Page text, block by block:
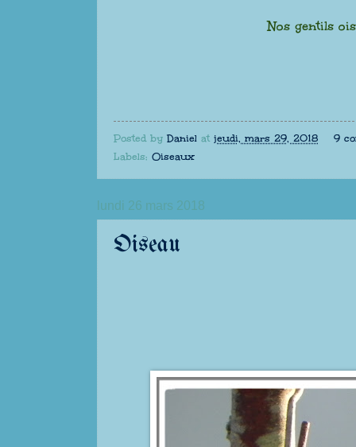
Nos gentils
Posted by Daniel at jeudi, mars 29, 2018
9
Labels: Oiseaux
lundi 26 mars 2018
Oiseau